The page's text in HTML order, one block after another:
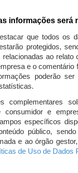
informações será
que todos os
protegidos,
ao relato
e o comentário
poderão ser
complementares
consumidor e
específicos
público,
e ao órgão
de Uso de Dados